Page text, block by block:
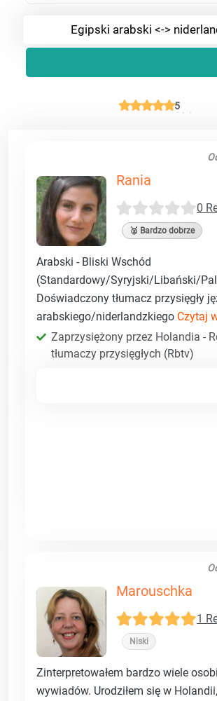
Egipski arabski <->
5
Rania
0
🥈 Bardzo dobrze
Arabski - Bliski Wschód
(Standardowy/Syryjski/Libański/
Doświadczony tłumacz przysięgły
arabskiego/niderlandzkiego Czytaj
Zaprzysiężony przez Holandia -
tłumaczy przysięgłych (Rbtv)
Marouschka
1
Niski
Zinterpretowałem bardzo wiele
wywiadów. Urodziłem się w